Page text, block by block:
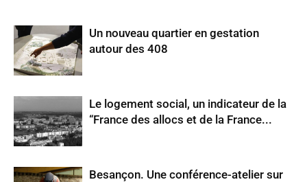
Un nouveau quartier en gestation
autour des 408
Le logement social, un indicateur de la
“France des allocs et de la France...
Besançon. Une conférence-atelier sur